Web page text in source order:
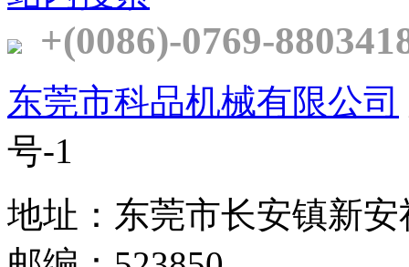
+(0086)-0769-
东莞市科品机械有限公司
号-1
地址：东莞市长安镇新